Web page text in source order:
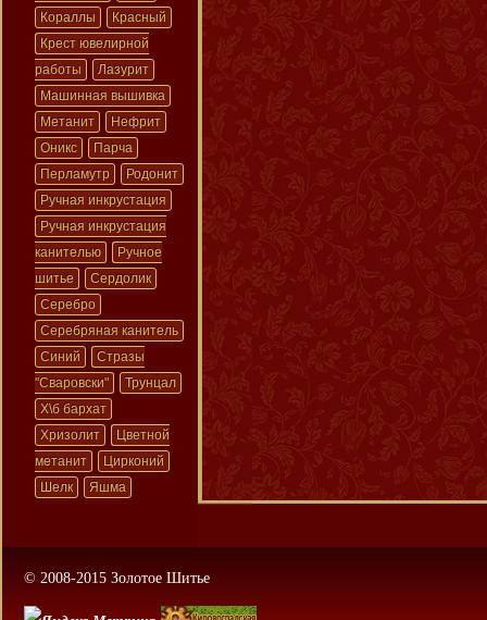
Кораллы
Красный
Крест ювелирной
работы
Лазурит
Машинная вышивка
Метанит
Нефрит
Оникс
Парча
Перламутр
Родонит
Ручная инкрустация
Ручная инкрустация
канителью
Ручное
шитье
Сердолик
Серебро
Серебряная канитель
Синий
Стразы
"Сваровски"
Трунцал
Х\б бархат
Хризолит
Цветной
метанит
Цирконий
Шелк
Яшма
© 2008-2015 Золотое Шитье